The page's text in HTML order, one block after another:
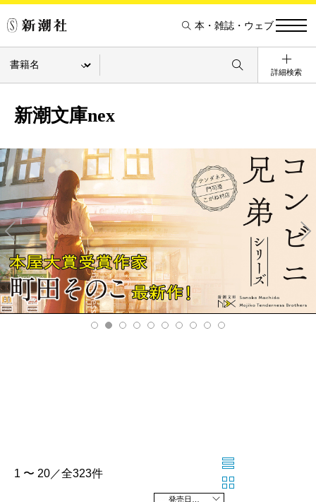
本・雑誌・ウェブ
詳細検索
新潮文庫nex
Pre
v
xt
1 〜 20／全323件